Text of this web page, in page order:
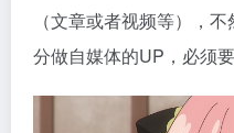
（文章或者视频等），
分做自媒体的UP，必须要